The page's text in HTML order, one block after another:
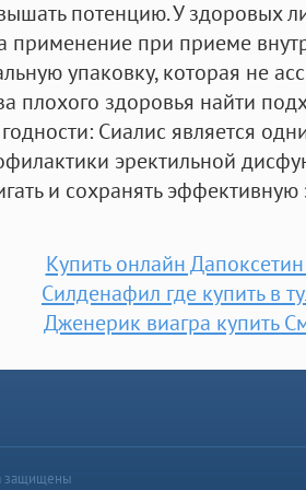
потенцию. У здоровых
применение при приеме
упаковку, которая не
плохого здоровья найти
Сиалис является
эректильной
и сохранять
Купить онлайн
Силденафил где купить в
Дженерик виагра купить
защищены